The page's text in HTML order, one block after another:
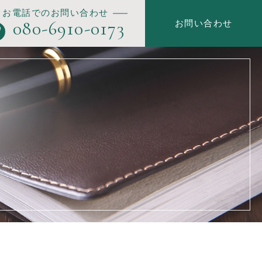
お電話でのお問い合わせ
080-6910-0173 お問い合わせ